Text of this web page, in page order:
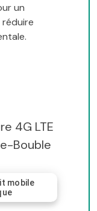
un
4G LTE
Bouble
mobile